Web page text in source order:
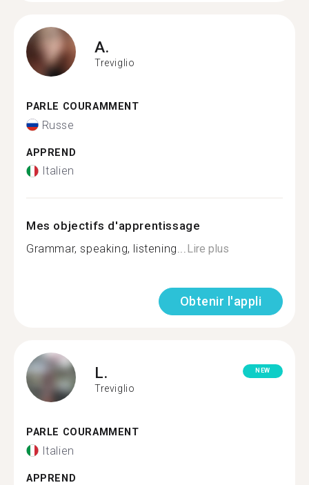
A.
Treviglio
PARLE COURAMMENT
Russe
APPREND
Italien
Mes objectifs d'apprentissage
Grammar, speaking, listening...Lire plus
Obtenir l'appli
L.
Treviglio
NEW
PARLE COURAMMENT
Italien
APPREND